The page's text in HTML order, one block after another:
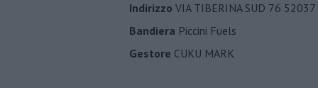
Indirizzo VIA TIBERINA SUD 76 52037
Bandiera Piccini Fuels
Gestore CUKU MARK